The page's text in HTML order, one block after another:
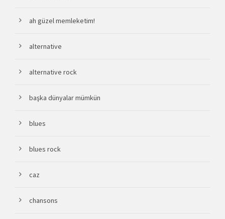
ah güzel memleketim!
alternative
alternative rock
başka dünyalar mümkün
blues
blues rock
caz
chansons